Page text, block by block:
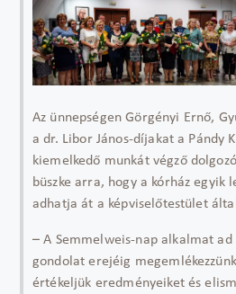
Az ünnepségen Görgényi Ernő,
a dr. Libor János-díjakat a Pándy
kiemelkedő munkát végző
büszke arra, hogy a kórház egyik
adhatja át a képviselőtestület
– A Semmelweis-nap alkalmat
gondolat erejéig
értékeljük eredményeiket és